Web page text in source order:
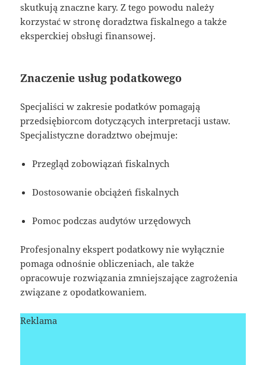
skutkują znaczne kary. Z tego powodu należy
korzystać w stronę doradztwa fiskalnego a także
eksperckiej obsługi finansowej.
Znaczenie usług podatkowego
Specjaliści w zakresie podatków pomagają
przedsiębiorcom dotyczących interpretacji ustaw.
Specjalistyczne doradztwo obejmuje:
Przegląd zobowiązań fiskalnych
Dostosowanie obciążeń fiskalnych
Pomoc podczas audytów urzędowych
Profesjonalny ekspert podatkowy nie wyłącznie
pomaga odnośnie obliczeniach, ale także
opracowuje rozwiązania zmniejszające zagrożenia
związane z opodatkowaniem.
Reklama